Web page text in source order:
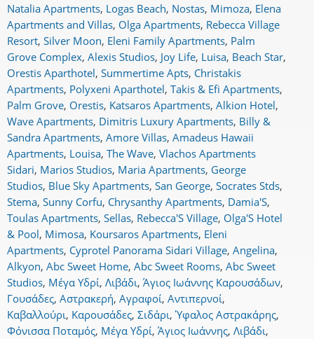
Natalia Apartments, Logas Beach, Nostas, Mimoza, Elena
Apartments and Villas, Olga Apartments, Rebecca Village
Resort, Silver Moon, Eleni Family Apartments, Palm
Grove Complex, Alexis Studios, Joy Life, Luisa, Beach Star,
Orestis Aparthotel, Summertime Apts, Christakis
Apartments, Polyxeni Aparthotel, Takis & Efi Apartments,
Palm Grove, Orestis, Katsaros Apartments, Alkion Hotel,
Wave Apartments, Dimitris Luxury Apartments, Billy &
Sandra Apartments, Amore Villas, Amadeus Hawaii
Apartments, Louisa, The Wave, Vlachos Apartments
Sidari, Marios Studios, Maria Apartments, George
Studios, Blue Sky Apartments, San George, Socrates Stds,
Stema, Sunny Corfu, Chrysanthy Apartments, Damia'S,
Toulas Apartments, Sellas, Rebecca'S Village, Olga'S Hotel
& Pool, Mimosa, Koursaros Apartments, Eleni
Apartments, Cyprotel Panorama Sidari Village, Angelina,
Alkyon, Abc Sweet Home, Abc Sweet Rooms, Abc Sweet
Studios, Μέγα Υδρί, Λιβάδι, Άγιος Ιωάννης Καρουσάδων,
Γουσάδες, Αστρακερή, Αγραφοί, Αντιπερνοί,
Καβαλλούρι, Καρουσάδες, Σιδάρι,Ύφαλος Αστρακάρης,
Φόνισσα Ποταμός, Μέγα Υδρί, Άγιος Ιωάννης, Λιβάδι,